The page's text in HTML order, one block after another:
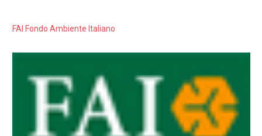
FAI Fondo Ambiente Italiano